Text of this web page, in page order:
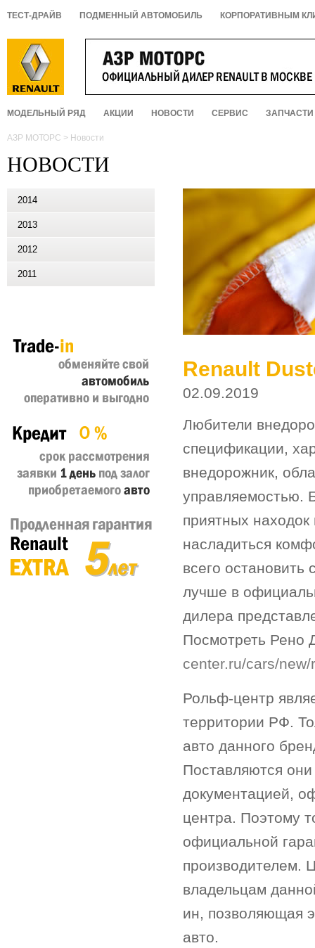
ТЕСТ-ДРАЙВ ПОДМЕННЫЙ АВТОМОБИЛЬ КОРПОРАТИВНЫМ
МОДЕЛЬНЫЙ РЯД АКЦИИ НОВОСТИ СЕРВИС
АЗР МОТОРС > Новости
НОВОСТИ
2014
2013
2012
2011
Renault
02.09.2019
Любители
спецификации,
внедорожник,
управляемостью.
приятных
насладиться
всего
лучше в
дилера
Посмотреть Рено
center.ru/cars/
Рольф-центр
территории РФ.
авто данного
Поставляются
документацией,
центра. Поэтому
официальной
производителем.
владельцам
ин, позволяющая
авто.